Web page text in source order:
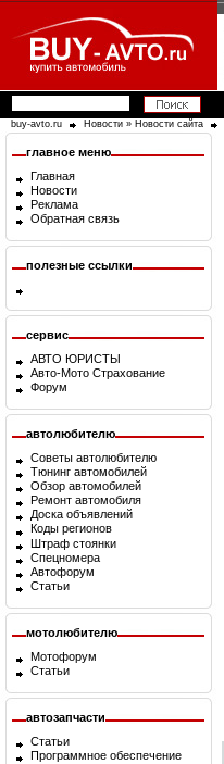
buy-avto.ru Новости » Новости сайта
главное меню
Главная
Новости
Реклама
Обратная связь
полезные ссылки
сервис
АВТО ЮРИСТЫ
Авто-Мото Страхование
Форум
автолюбителю
Советы автолюбителю
Тюнинг автомобилей
Обзор автомобилей
Ремонт автомобиля
Доска объявлений
Коды регионов
Штраф стоянки
Спецномера
Автофорум
Статьи
мотолюбителю
Мотофорум
Статьи
автозапчасти
Статьи
Программное обеспечение